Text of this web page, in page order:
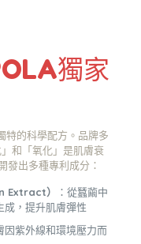
獨家
特的科學配方。品牌多
和「氧化」是肌膚衰
發出多種專利成分：
Extract）
：從蠶繭中
成，提升肌膚彈性
因紫外線和環境壓力而